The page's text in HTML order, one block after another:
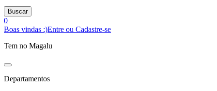
Buscar
0
Boas vindas :)Entre ou Cadastre-se
Tem no Magalu
Departamentos